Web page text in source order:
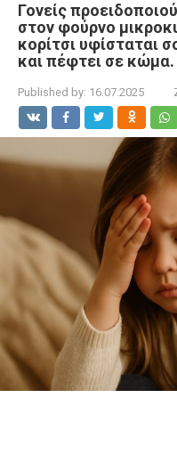
Γονείς
στον φούρνο
κορίτσι υφίσταται
και πέφτει σε κώμα.
Published by: 16.07.2025